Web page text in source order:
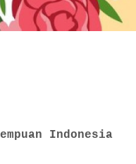
Indonesia